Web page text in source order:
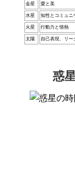
金星 愛と美
水星 知性とコミュニ
火星 行動力と情熱
太陽 自己表現、リー
惑